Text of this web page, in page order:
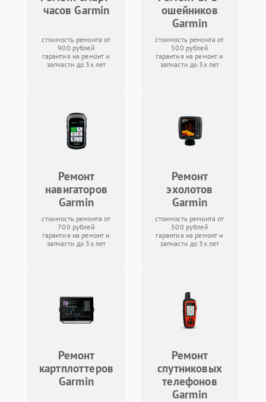
часов Garmin
стоимость ремонта от
900 рублей
гарантия на ремонт и
запчасти до 3х лет
ошейников
Garmin
стоимость ремонта от
500 рублей
гарантия на ремонт и
запчасти до 3х лет
Ремонт
навигаторов
Garmin
стоимость ремонта от
700 рублей
гарантия на ремонт и
запчасти до 3х лет
Ремонт
эхолотов
Garmin
стоимость ремонта от
500 рублей
гарантия на ремонт и
запчасти до 3х лет
Ремонт
картплоттеров
Garmin
Ремонт
спутниковых
телефонов
Garmin